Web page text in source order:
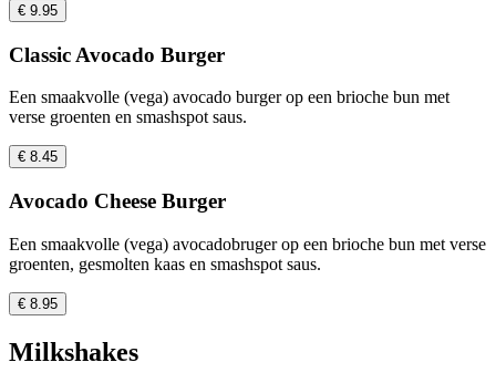
€ 9.95
Classic Avocado Burger
Een smaakvolle (vega) avocado burger op een brioche bun met
verse groenten en smashspot saus.
€ 8.45
Avocado Cheese Burger
Een smaakvolle (vega) avocadobruger op een brioche bun met verse
groenten, gesmolten kaas en smashspot saus.
€ 8.95
Milkshakes